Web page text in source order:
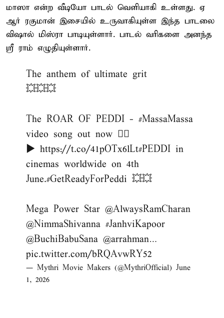
மாஸா என்ற வீடியோ பாடல் வெளியாகி உள்ளது. ஏ
ஆர் ரகுமான் இசையில் உருவாகியுள்ள இந்த பாடலை
விஷால் மிஸ்ரா பாடியுள்ளார். பாடல் வரிகளை அனந்த
ஸ்ரீ ராம் எழுதியுள்ளார்.
The anthem of ultimate grit
💥💥💥
The ROAR OF PEDDI - #MassaMassa
video song out now ❤‍🔥
▶️ https://t.co/41pOTx6lLt#PEDDI in
cinemas worldwide on 4th
June.#GetReadyForPeddi 💥💥
Mega Power Star @AlwaysRamCharan
@NimmaShivanna #JanhviKapoor
@BuchiBabuSana @arrahman…
pic.twitter.com/bRQAvwRY52
— Mythri Movie Makers (@MythriOfficial) June
1, 2026